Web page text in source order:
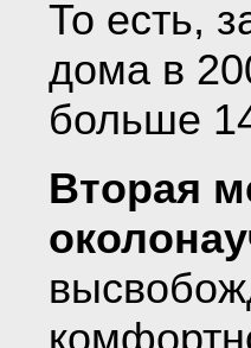
То есть,
дома в
больше
Вторая